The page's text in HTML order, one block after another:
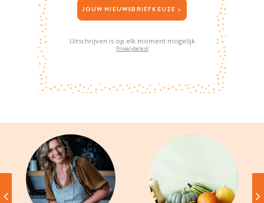
JOUW NIEUWSBRIEFKEUZE >
Uitschrijven is op elk moment mogelijk
Privacybeleid